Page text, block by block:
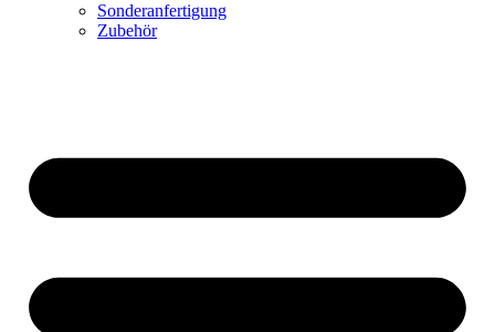
Sonderanfertigung
Zubehör